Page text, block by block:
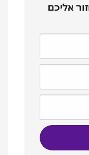
אליכם